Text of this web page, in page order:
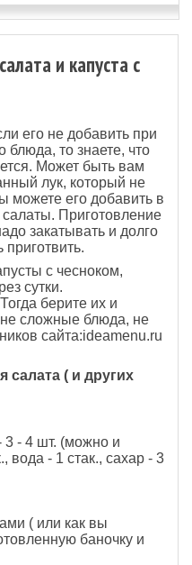
и капуста с
его не добавить при
блюда, то знаете, что
Может быть вам
лук, который не
можете его добавить в
Приготовление
закатывать и долго
с чесноком,
сутки.
берите их и
не сложные блюда, не
сайта:ideamenu.ru
салата ( и других
3 - 4 шт. (можно и
вода - 1 стак., сахар - 3
( или как вы
баночку и